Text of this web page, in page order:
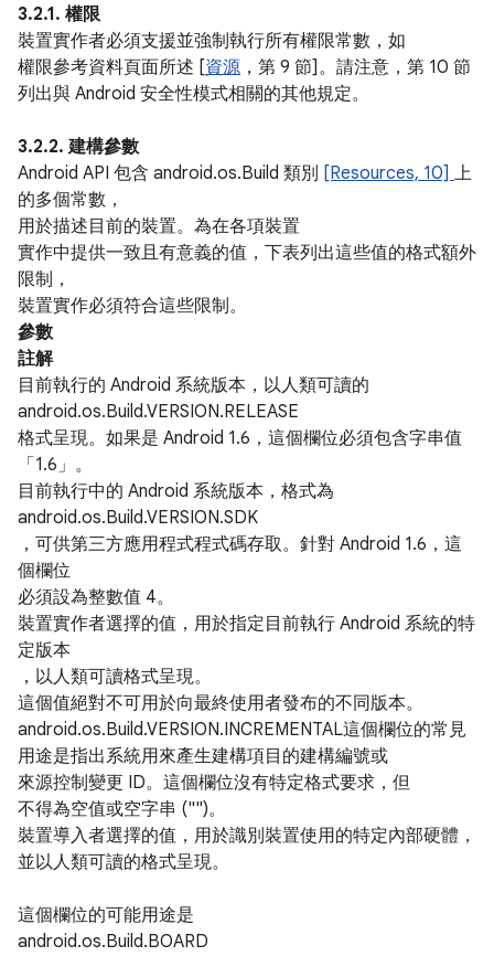
3.2.1. 權限
裝置實作者必須支援並強制執行所有權限常數，如
權限參考資料頁面所述 [資源 ，第 9 節]。請注意，第 10 節
列出與 Android 安全性模式相關的其他規定。
3.2.2. 建構參數
Android API 包含 android.os.Build 類別 [Resources, 10] 上
的多個常數，
用於描述目前的裝置。為在各項裝置
實作中提供一致且有意義的值，下表列出這些值的格式額外
限制，
裝置實作必須符合這些限制。
參數
註解
目前執行的 Android 系統版本，以人類可讀的
android.os.Build.VERSION.RELEASE
格式呈現。如果是 Android 1.6，這個欄位必須包含字串值
「1.6」。
目前執行中的 Android 系統版本，格式為
android.os.Build.VERSION.SDK
，可供第三方應用程式程式碼存取。針對 Android 1.6，這
個欄位
必須設為整數值 4。
裝置實作者選擇的值，用於指定目前執行 Android 系統的特
定版本
，以人類可讀格式呈現。
這個值絕對不可用於向最終使用者發布的不同版本。
android.os.Build.VERSION.INCREMENTAL這個欄位的常見
用途是指出系統用來產生建構項目的建構編號或
來源控制變更 ID。這個欄位沒有特定格式要求，但
不得為空值或空字串 ("")。
裝置導入者選擇的值，用於識別裝置使用的特定內部硬體，
並以人類可讀的格式呈現。
這個欄位的可能用途是
android.os.Build.BOARD